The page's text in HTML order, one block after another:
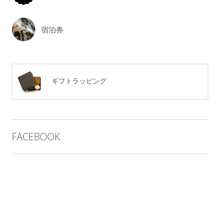
宿泊券
ギフトラッピング
FACEBOOK